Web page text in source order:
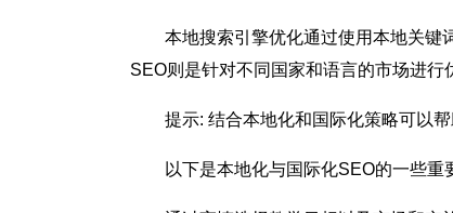
本地搜索引擎优化通过使用本地关键
SEO则是针对不同国家和语言的市场进行
提示: 结合本地化和国际化策略可以
以下是本地化与国际化SEO的一些重